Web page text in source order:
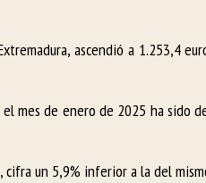
ascendió a 1.253,4
de enero de 2025 ha sido
un 5,9% inferior a la del